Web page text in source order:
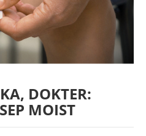
DOKTER:
MOIST